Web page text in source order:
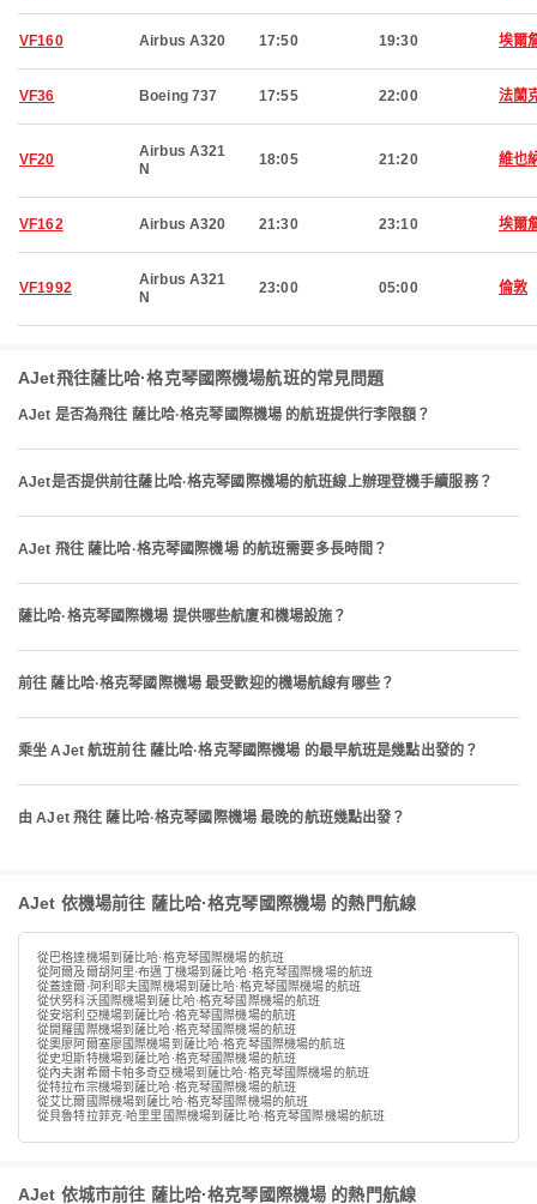
VF160 Airbus A320 17:50 19:30 埃爾
VF36 Boeing 737 17:55 22:00 法蘭
VF20
Airbus A321
N
18:05 21:20 維也
VF162 Airbus A320 21:30 23:10 埃爾
VF1992
Airbus A321
N
23:00 05:00 倫敦
AJet飛往薩比哈·格克琴國際機場航班的常見問題
AJet 是否為飛往 薩比哈·格克琴國際機場 的航班提供行李限額？
AJet是否提供前往薩比哈·格克琴國際機場的航班線上辦理登機手續服務？
AJet 飛往 薩比哈·格克琴國際機場 的航班需要多長時間？
薩比哈·格克琴國際機場 提供哪些航廈和機場設施？
前往 薩比哈·格克琴國際機場 最受歡迎的機場航線有哪些？
乘坐 AJet 航班前往 薩比哈·格克琴國際機場 的最早航班是幾點出發的？
由 AJet 飛往 薩比哈·格克琴國際機場 最晚的航班幾點出發？
AJet 依機場前往 薩比哈·格克琴國際機場 的熱門航線
從巴格達機場到薩比哈·格克琴國際機場的航班
從阿爾及爾胡阿里·布邁丁機場到薩比哈·格克琴國際機場的航班
從蓋達爾·阿利耶夫國際機場到薩比哈·格克琴國際機場的航班
從伏努科沃國際機場到薩比哈·格克琴國際機場的航班
從安塔利亞機場到薩比哈·格克琴國際機場的航班
從開羅國際機場到薩比哈·格克琴國際機場的航班
從奧廖阿爾塞廖國際機場到薩比哈·格克琴國際機場的航班
從史坦斯特機場到薩比哈·格克琴國際機場的航班
從內夫謝希爾卡帕多奇亞機場到薩比哈·格克琴國際機場的航班
從特拉布宗機場到薩比哈·格克琴國際機場的航班
從艾比爾國際機場到薩比哈·格克琴國際機場的航班
從貝魯特拉菲克·哈里里國際機場到薩比哈·格克琴國際機場的航班
AJet 依城市前往 薩比哈·格克琴國際機場 的熱門航線